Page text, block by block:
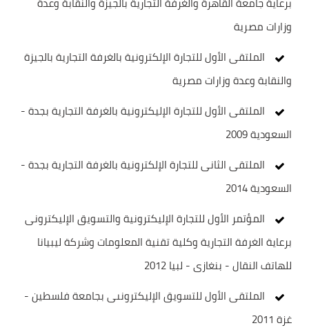
وزارات مصرية
الملتقى الأول للتجارة الإلكترونية بالغرفة التجارية بالجيزة
والنقابة وعدة وزارات مصرية
الملتقى الأول للتجارة الإليكترونية بالغرفة التجارية بجدة -
السعودية 2009
الملتقى الثانى للتجارة الإلكترونية بالغرفة التجارية بجدة -
السعودية 2014
المؤتمر الأول للتجارة الإليكترونية والتسويق الإليكترونى
برعاية الغرفة التجارية وكلية تقنية المعلومات وشركة ليبيانا
للهاتف النقال - بنغازى - لبيا 2012
الملتقى الأول للتسويق الإليكترونىى بجامعة فلسطين -
غزة 2011